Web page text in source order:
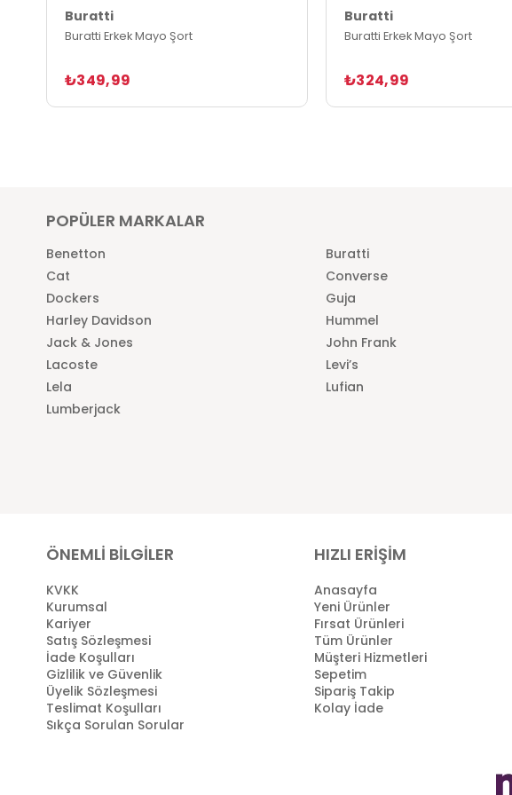
Buratti
Buratti Erkek Mayo Şort
₺349,99
Buratti
Buratti Erkek Mayo Şort
₺324,99
POPÜLER MARKALAR
Benetton
Buratti
Cat
Converse
Dockers
Guja
Harley Davidson
Hummel
Jack & Jones
John Frank
Lacoste
Levi’s
Lela
Lufian
Lumberjack
ÖNEMLİ BİLGİLER
KVKK
Kurumsal
Kariyer
Satış Sözleşmesi
İade Koşulları
Gizlilik ve Güvenlik
Üyelik Sözleşmesi
Teslimat Koşulları
Sıkça Sorulan Sorular
HIZLI ERİŞİM
Anasayfa
Yeni Ürünler
Fırsat Ürünleri
Tüm Ürünler
Müşteri Hizmetleri
Sepetim
Sipariş Takip
Kolay İade